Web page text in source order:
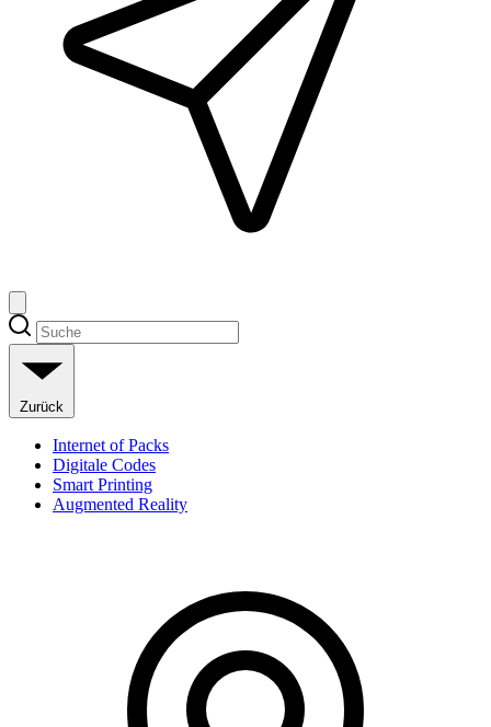
Zurück
Internet of Packs
Digitale Codes
Smart Printing
Augmented Reality